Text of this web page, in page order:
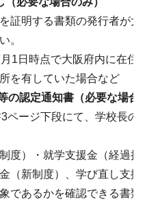
証明する書類の発行者が大
。
1日時点で大阪府内に在住
を有していた場合など
の認定通知書（必要な場合
ページ下段にて、学校長の
度）・就学支援金（経過措
（新制度）、学び直し支援
であるかを確認できる書類